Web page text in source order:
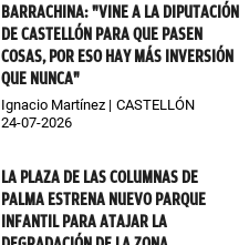
BARRACHINA: "VINE A LA DIPUTACIÓN
DE CASTELLÓN PARA QUE PASEN
COSAS, POR ESO HAY MÁS INVERSIÓN
QUE NUNCA"
Ignacio Martínez
CASTELLÓN
24-07-2026
LA PLAZA DE LAS COLUMNAS DE
PALMA ESTRENA NUEVO PARQUE
INFANTIL PARA ATAJAR LA